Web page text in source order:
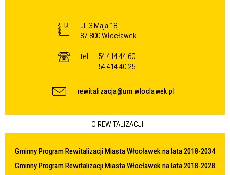
ul. 3 Maja 18,
87-800 Włocławek
tel.:
54 414 44 60
54 414 40 25
rewitalizacja@um.wloclawek.pl
O REWITALIZACJI
Gminny Program Rewitalizacji Miasta Włocławek na lata 2018-2034
Gminny Program Rewitalizacji Miasta Włocławek na lata 2018-2028